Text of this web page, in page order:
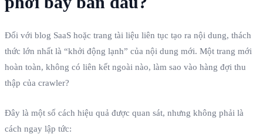
Đối với blog SaaS hoặc trang tài liệu liên tục tạo ra nội dung, thách
thức lớn nhất là “khởi động lạnh” của nội dung mới. Một trang mới
hoàn toàn, không có liên kết ngoài nào, làm sao vào hàng đợi thu
thập của crawler?
Đây là một số cách hiệu quả được quan sát, nhưng không phải là
cách ngay lập tức: